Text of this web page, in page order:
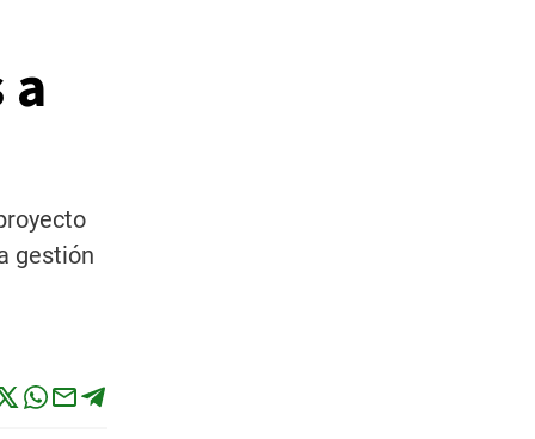
gestión